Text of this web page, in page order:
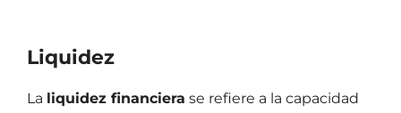
Liquidez
La liquidez financiera se refiere a la capacidad